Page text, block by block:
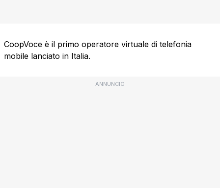
CoopVoce è il primo operatore virtuale di telefonia
mobile lanciato in Italia.
ANNUNCIO